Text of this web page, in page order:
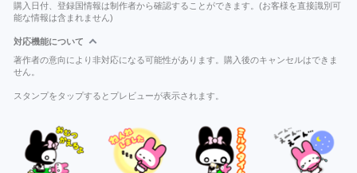
購入日付、登録国情報は制作者から確認することができます。(お客様を直接識別可
能な情報は含まれません)
対応機能について
著作者の意向により非対応になる可能性があります。購入後のキャンセルはできま
せん。
スタンプをタップするとプレビューが表示されます。